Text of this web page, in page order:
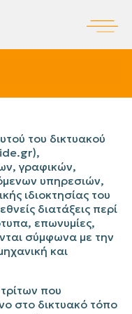
του δικτυακού
γραφικών,
υπηρεσιών,
ιδιοκτησίας του
διατάξεις περί
επωνυμίες,
σύμφωνα με την
και
που
στο δικτυακό τόπο